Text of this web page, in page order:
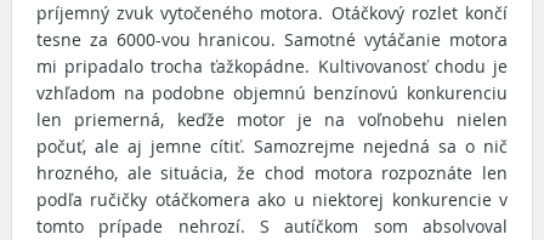
príjemný zvuk vytočeného motora. Otáčkový rozlet končí
tesne za 6000-vou hranicou. Samotné vytáčanie motora
mi pripadalo trocha ťažkopádne. Kultivovanosť chodu je
vzhľadom na podobne objemnú benzínovú konkurenciu
len priemerná, keďže motor je na voľnobehu nielen
počuť, ale aj jemne cítiť. Samozrejme nejedná sa o nič
hrozného, ale situácia, že chod motora rozpoznáte len
podľa ručičky otáčkomera ako u niektorej konkurencie v
tomto prípade nehrozí. S autíčkom som absolvoval